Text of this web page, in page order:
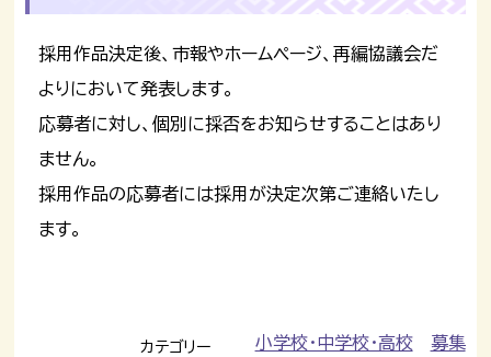
採用作品決定後、市報やホームページ、再編協議会だ
よりにおいて発表します。
応募者に対し、個別に採否をお知らせすることはあり
ません。
採用作品の応募者には採用が決定次第ご連絡いたし
ます。
カテゴリー 小学校・中学校・高校 募集